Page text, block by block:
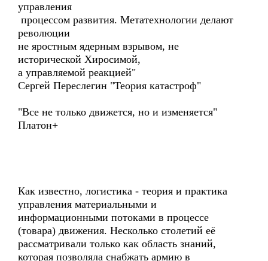
управления
процессом развития. Метатехнологии делают
революции
не яростным ядерным взрывом, не
исторической Хиросимой,
а управляемой реакцией"
Сергей Переслегин "Теория катастроф"
"Все не только движется, но и изменяется"
Платон+
Как известно, логистика - теория и практика
управления материальными и
информационными потоками в процессе
(товара) движения. Несколько столетий её
рассматривали только как область знаний,
которая позволяла снабжать армию в